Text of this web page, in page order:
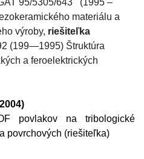
95/5305/643 (1995 –
materiálu a
výroby, riešiteľka
(199—1995) Štruktúra
a feroelektrických
povlakov na tribologické
povrchových (riešiteľka)